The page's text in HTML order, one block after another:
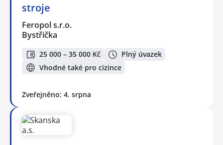
stroje
Feropol s.r.o.
Bystřička
25 000 – 35 000 Kč
Plný úvazek
Vhodné také pro cizince
Zveřejněno: 4. srpna